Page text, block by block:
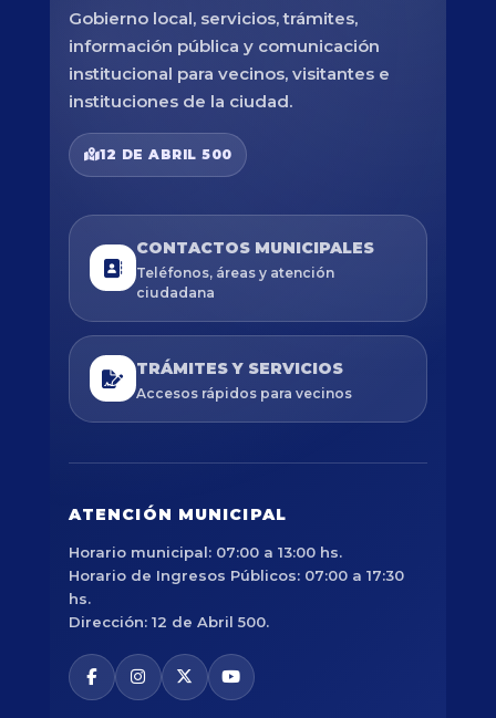
Gobierno local, servicios, trámites,
información pública y comunicación
institucional para vecinos, visitantes e
instituciones de la ciudad.
12 DE ABRIL 500
CONTACTOS MUNICIPALES
Teléfonos, áreas y atención
ciudadana
TRÁMITES Y SERVICIOS
Accesos rápidos para vecinos
ATENCIÓN MUNICIPAL
Horario municipal: 07:00 a 13:00 hs.
Horario de Ingresos Públicos: 07:00 a 17:30
hs.
Dirección: 12 de Abril 500.